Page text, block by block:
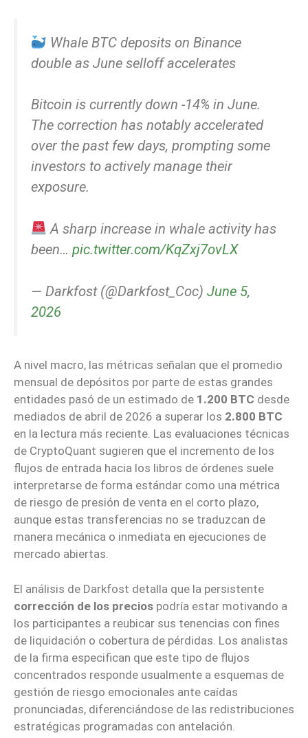
Whale BTC deposits on Binance
double as June selloff accelerates
Bitcoin is currently down -14% in June.
The correction has notably accelerated
over the past few days, prompting some
investors to actively manage their
exposure.
A sharp increase in whale activity has
been… pic.twitter.com/KqZxj7ovLX
— Darkfost (@Darkfost_Coc) June 5,
2026
A nivel macro, las métricas señalan que el promedio
mensual de depósitos por parte de estas grandes
entidades pasó de un estimado de 1.200 BTC desde
mediados de abril de 2026 a superar los 2.800 BTC
en la lectura más reciente. Las evaluaciones técnicas
de CryptoQuant sugieren que el incremento de los
flujos de entrada hacia los libros de órdenes suele
interpretarse de forma estándar como una métrica
de riesgo de presión de venta en el corto plazo,
aunque estas transferencias no se traduzcan de
manera mecánica o inmediata en ejecuciones de
mercado abiertas.
El análisis de Darkfost detalla que la persistente
corrección de los precios podría estar motivando a
los participantes a reubicar sus tenencias con fines
de liquidación o cobertura de pérdidas. Los analistas
de la firma especifican que este tipo de flujos
concentrados responde usualmente a esquemas de
gestión de riesgo emocionales ante caídas
pronunciadas, diferenciándose de las redistribuciones
estratégicas programadas con antelación.